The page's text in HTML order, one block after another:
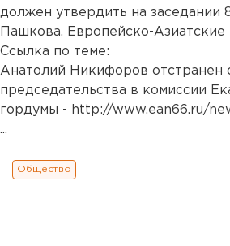
должен утвердить на заседании
Пашкова, Европейско-Азиатские
Ссылка по теме:
Анатолий Никифоров отстранен
председательства в комиссии
гордумы - http://www.ean66.ru/
...
Общество